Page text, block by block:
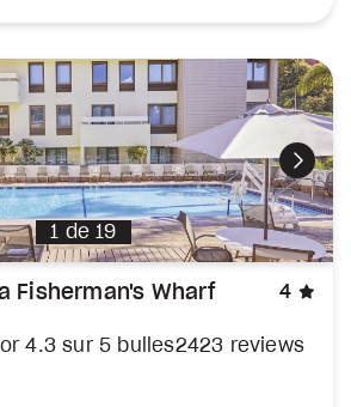
1 de 19
Fisherman's Wharf 4
2423 reviews